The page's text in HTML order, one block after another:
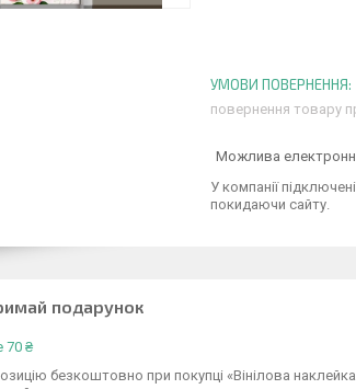
повернення товару
У компанії
покидаючи сайту.
подарунок
70 ₴
безкоштовно при покупці «Вінілова